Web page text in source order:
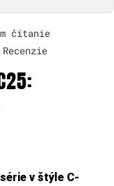
čítanie
Recenzie
v štýle C-